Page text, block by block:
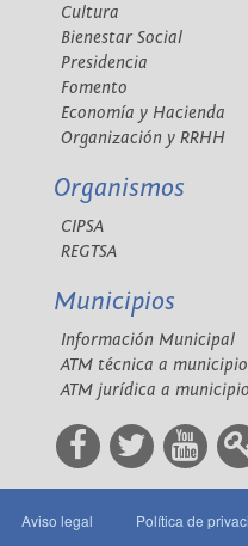
Cultura
Bienestar Social
Presidencia
Fomento
Economía y Hacienda
Organización y RRHH
Organismos
CIPSA
REGTSA
Municipios
Información Municipal
ATM técnica a
ATM jurídica a
Aviso legal Política de